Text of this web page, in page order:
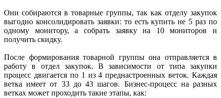
Они собираются в товарные группы, так как отделу закупок
выгодно консолидировать заявки: то есть купить не 5 раз по
одному монитору, а собрать заявку на 10 мониторов и
получить скидку.
После формирования товарной группы она отправляется в
работу в отдел закупок. В зависимости от типа закупки
процесс двигается по 1 из 4 преднастроенных веток. Каждая
ветка имеет от 33 до 43 шагов. Бизнес-процесс на разных
ветках может проходить такие этапы, как: